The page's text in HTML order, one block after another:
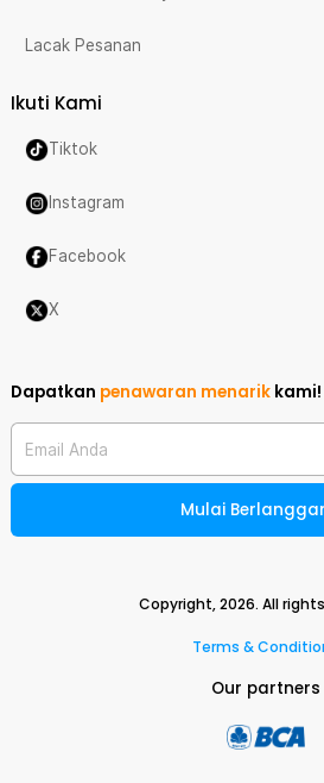
Lacak Pesanan
Ikuti Kami
Tiktok
Instagram
Facebook
X
Dapatkan penawaran menarik kami!
Email Anda
Mulai
Copyright,2026. All
Terms &
Our partners